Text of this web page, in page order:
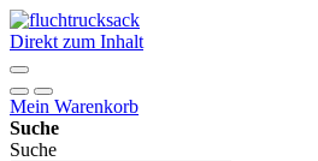
Direkt zum Inhalt
Mein Warenkorb
Suche
Suche